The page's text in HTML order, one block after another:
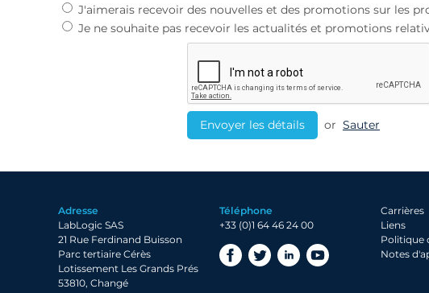
J'aimerais recevoir des nouvelles et des promotions sur les
Je ne souhaite pas recevoir les actualités et promotions
or Sauter
Adresse
LabLogic SAS
21 Rue Ferdinand Buisson
Parc tertiaire Cérès
Lotissement Les Grands Prés
53810, Changé
Téléphone
+33 (0)1 64 46 24 00
Carrières
Liens
Politique
Notes